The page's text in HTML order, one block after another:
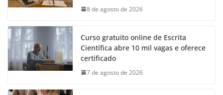
8 de agosto de 2026
Curso gratuito online de Escrita
Científica abre 10 mil vagas e oferece
certificado
7 de agosto de 2026